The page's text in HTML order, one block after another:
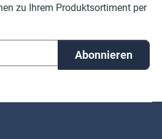
zu Ihrem Produktsortiment per
Abonnieren